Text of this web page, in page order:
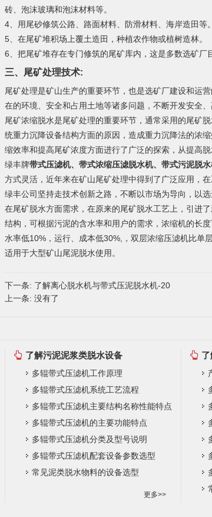
砖、泡沫玻璃和泡沫材料等。
4、用尾砂修筑公路、路面材料、防滑材料、海岸造田等。
5、在尾矿堆积场上覆土造田，种植农作物或植树造林。
6、把尾矿堆存在专门修筑的尾矿库内，这是多数选矿厂
三、尾矿处理技术:
尾矿处理是矿山生产的重要环节，也是选矿厂建设和运
在的环境、安全和占用土地等诸多问题，不断开发安全
尾矿浓缩脱水是尾矿处理的重要环节，通常采用的尾矿
统重力沉降设备结构方面的原因，造成重力沉降法的浓
缩效率和提高尾矿浓度方面进行了广泛的探索，从提高
绿丰牌带式压滤机、带式浓缩压滤脱水机、带式污泥脱
方式灵活，近年来在矿山尾矿处理中得到了广泛应用，
绿丰公司坚持走技术创新之路，不断以市场为导向，以
在尾矿脱水方面需求，在原来的尾矿脱水工艺上，引进
结构，可根据污泥的含水率和用户的需求，浓缩机的长
水率低10%，运行、成本低30%,，双层浓缩压滤机比单
适用于大型矿山尾泥脱水使用。
下一条: 了解离心脱水机与带式压泥脱水机-20
上一条: 没有了
了解污泥泥浆类脱水设备
多辊带式压滤机工作原理
多辊带式压滤机系统工艺流程
多辊带式压滤机主要结构名称性能特点
多辊带式压滤机的主要功能特点
多辊带式压滤机分类及型号说明
多辊带式压滤机配套设备参数选型
常见泥类脱水物料的设备选型
更多>>